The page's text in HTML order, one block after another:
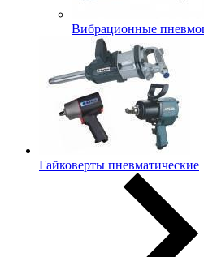
Вибрационные
Гайковерты пневматические